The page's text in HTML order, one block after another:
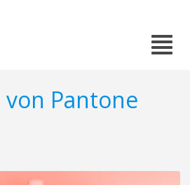
von Pantone